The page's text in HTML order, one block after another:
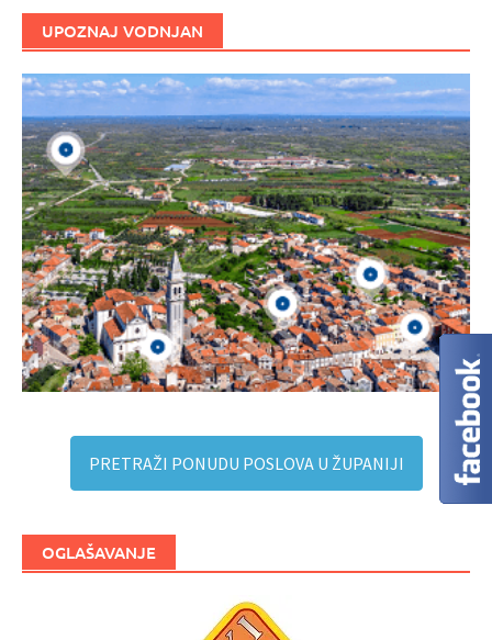
UPOZNAJ VODNJAN
PRETRAŽI PONUDU POSLOVA U ŽUPANIJI
OGLAŠAVANJE